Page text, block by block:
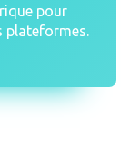
pour
plateformes.